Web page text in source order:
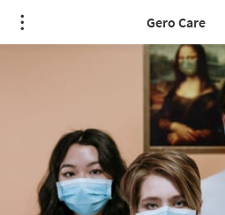
Gero Care